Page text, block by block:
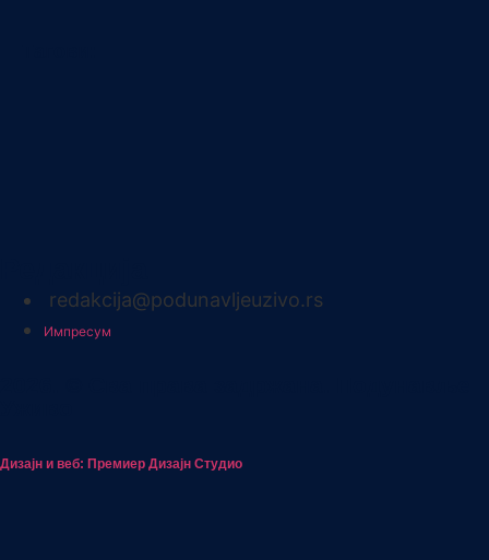
redakcija@podunavljeuzivo.rs
Импресум
Дизајн и веб: Премиер Дизајн Студио